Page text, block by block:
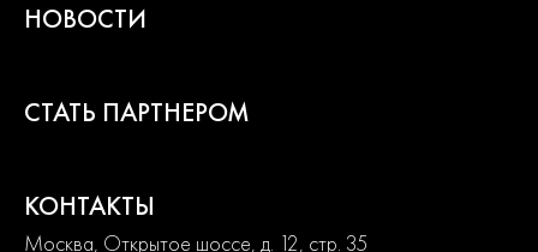
НОВОСТИ
СТАТЬ ПАРТНЕРОМ
КОНТАКТЫ
Москва, Открытое шоссе, д. 12, стр. 35